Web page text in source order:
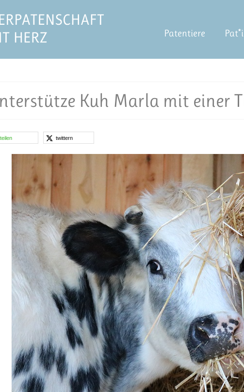
Patentiere
Kuh Marla mit einer
teilen twittern